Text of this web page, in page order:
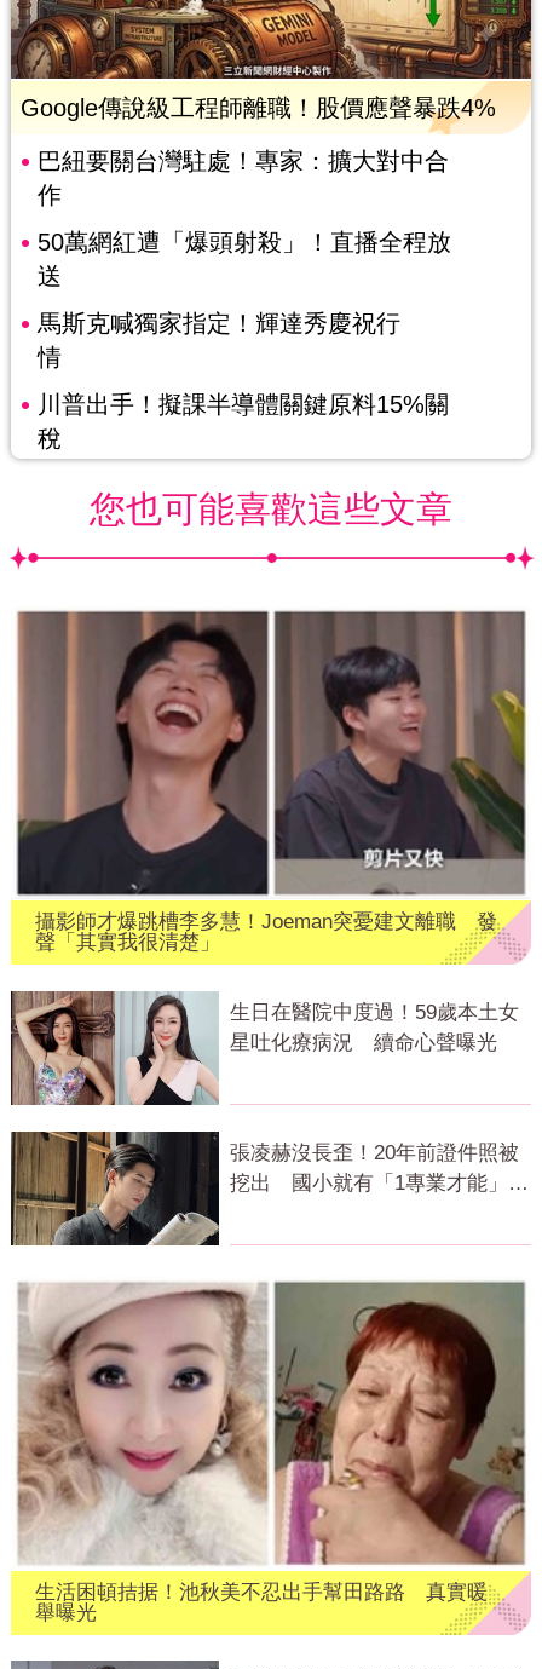
Google傳說級工程師離職！股價應聲暴跌4%
巴紐要關台灣駐處！專家：擴大對中合
作
50萬網紅遭「爆頭射殺」！直播全程放
送
馬斯克喊獨家指定！輝達秀慶祝行
情
川普出手！擬課半導體關鍵原料15%關
稅
您也可能喜歡這些文章
攝影師才爆跳槽李多慧！Joeman突憂建文離職 發
聲「其實我很清楚」
生日在醫院中度過！59歲本土女
星吐化療病況 續命心聲曝光
張凌赫沒長歪！20年前證件照被
挖出 國小就有「1專業才能」震
生活困頓拮据！池秋美不忍出手幫田路路 真實暖
舉曝光